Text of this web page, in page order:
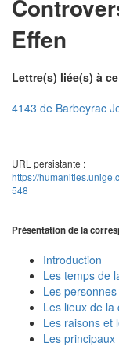
Effen
Lettre(s) liée(s) à
4143 de Barbeyrac
URL persistante :
https://
548
Présentation de la
Introduction
Les temps de
Les
Les lieux de
Les raisons et
Les